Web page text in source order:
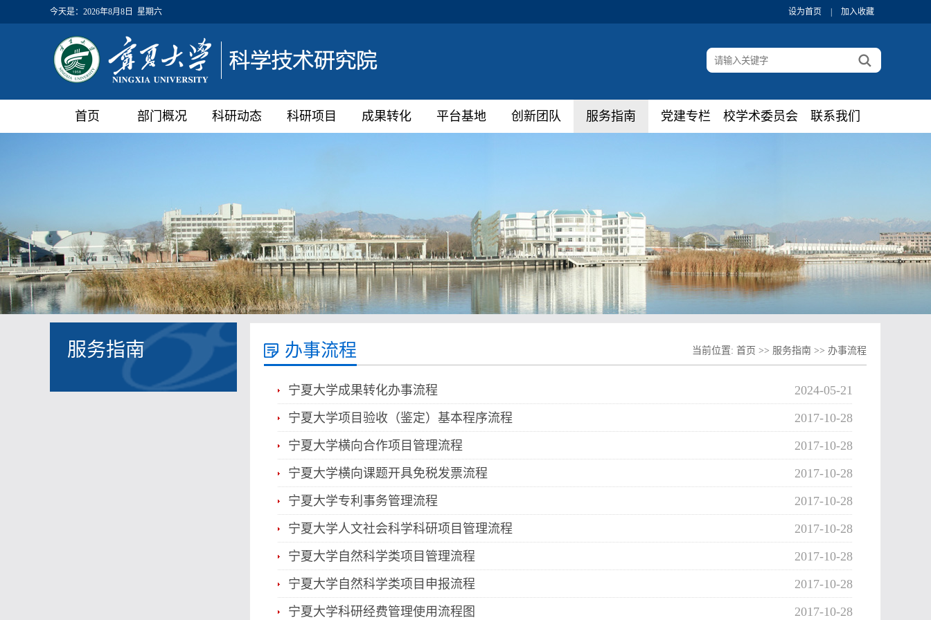
今天是： 2026年8月8日 星期六 设为首页 加入收藏
首页 部门概况 科研动态 科研项目 成果转化 平台基地 创新团队 服务指南 党建专栏 校学术委员会 联系我们
服务指南 办事流程 当前位置: 首页 >> 服务指南 >> 办事流程
宁夏大学成果转化办事流程
2024-05-21
宁夏大学项目验收（鉴定）基本程序流程
2017-10-28
宁夏大学横向合作项目管理流程
2017-10-28
宁夏大学横向课题开具免税发票流程
2017-10-28
宁夏大学专利事务管理流程
2017-10-28
宁夏大学人文社会科学科研项目管理流程
2017-10-28
宁夏大学自然科学类项目管理流程
2017-10-28
宁夏大学自然科学类项目申报流程
2017-10-28
宁夏大学科研经费管理使用流程图
2017-10-28